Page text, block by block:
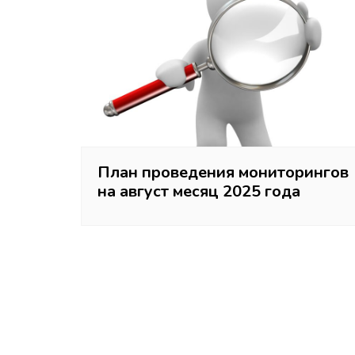
План проведения мониторингов
на август месяц 2025 года